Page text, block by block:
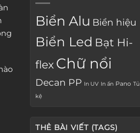
Biển Alu Biển hiệu
Biển Led Bạt Hi-
flex Chữ nổi
Decan PP In UV In ấn Pano Tủ
kệ
THẺ BÀI VIẾT (TAGS)